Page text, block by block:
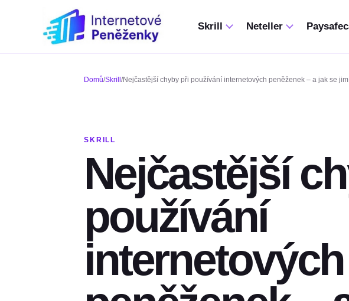
Skrill Neteller
Domů/Skrill /Nejčastější chyby při používání internetových peněženek – a jak se
SKRILL
Nejčastější
používání
internetových